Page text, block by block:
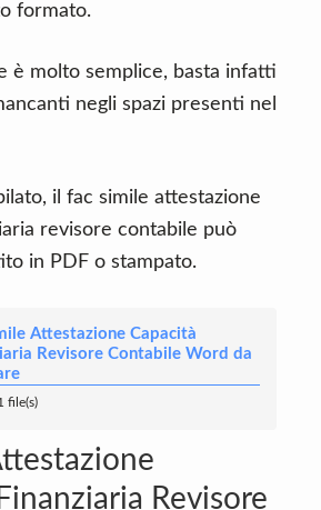
formato.
è molto semplice, basta infatti
negli spazi presenti nel
il fac simile attestazione
revisore contabile può
in PDF o stampato.
Attestazione Capacità
Revisore Contabile Word da
file(s)
Revisore